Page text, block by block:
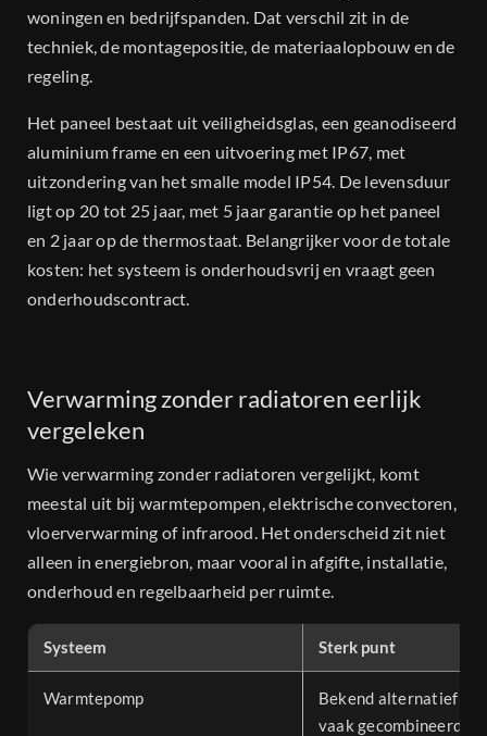
woningen en bedrijfspanden. Dat verschil zit in de
techniek, de montagepositie, de materiaalopbouw en de
regeling.
Het paneel bestaat uit veiligheidsglas, een geanodiseerd
aluminium frame en een uitvoering met IP67, met
uitzondering van het smalle model IP54. De levensduur
ligt op 20 tot 25 jaar, met 5 jaar garantie op het paneel
en 2 jaar op de thermostaat. Belangrijker voor de totale
kosten: het systeem is onderhoudsvrij en vraagt geen
onderhoudscontract.
Verwarming zonder radiatoren eerlijk
vergeleken
Wie verwarming zonder radiatoren vergelijkt, komt
meestal uit bij warmtepompen, elektrische convectoren,
vloerverwarming of infrarood. Het onderscheid zit niet
alleen in energiebron, maar vooral in afgifte, installatie,
onderhoud en regelbaarheid per ruimte.
Systeem Sterk punt
Warmtepomp
Bekend alternatief
vaak gecombineerd